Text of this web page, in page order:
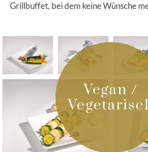
Grillbuffet, bei dem keine Wünsche
Vegan /